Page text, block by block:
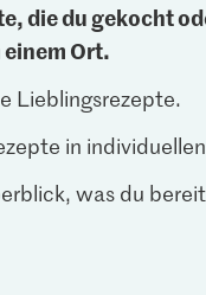
die du gekocht
Ort.
Lieblingsrezepte.
in
was du